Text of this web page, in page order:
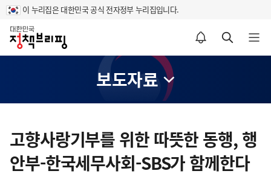
이 누리집은 대한민국 공식 전자정부 누리집입니다.
홈
알림설정 바로가기 검색 바로가기 메뉴 열기
보도자료
텐
츠
영
고향사랑기부를 위한 따뜻한 동행, 행
안부-한국세무사회-SBS가 함께한다